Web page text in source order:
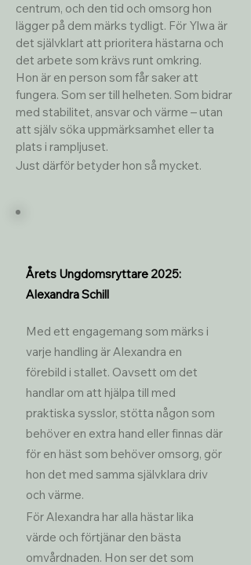
centrum, och den tid och omsorg hon
lägger på dem märks tydligt. För Ylwa är
det självklart att prioritera hästarna och
det arbete som krävs runt omkring.
Hon är en person som får saker att
fungera. Som ser till helheten. Som bidrar
med stabilitet, ansvar och värme – utan
att själv söka uppmärksamhet eller ta
plats i rampljuset.
Just därför betyder hon så mycket.
Årets Ungdomsryttare 2025:
Alexandra Schill
Med ett engagemang som märks i
varje handling är Alexandra en
förebild i stallet. Oavsett om det
handlar om att hjälpa till med
praktiska sysslor, stötta någon som
behöver en extra hand eller finnas där
för en häst som behöver omsorg, gör
hon det med samma självklara driv
och värme.
För Alexandra har alla hästar lika
värde och förtjänar den bästa
omvårdnaden. Hon ser det som